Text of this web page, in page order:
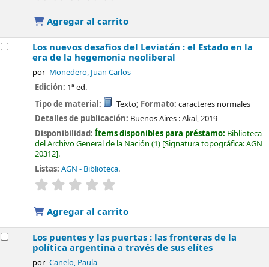
Agregar al carrito
Los nuevos desafios del Leviatán : el Estado en la
era de la hegemonia neoliberal
por Monedero, Juan Carlos
Edición: 1ª ed.
Tipo de material:
Texto; Formato: caracteres normales
Detalles de publicación: Buenos Aires :Akal,2019
Disponibilidad:Ítems disponibles para préstamo: Biblioteca
del Archivo General de la Nación (1) Signatura topográfica:AGN
20312 .
Listas: AGN - Biblioteca.
valoración
Agregar al carrito
Los puentes y las puertas : las fronteras de la
política argentina a través de sus elítes
por Canelo, Paula